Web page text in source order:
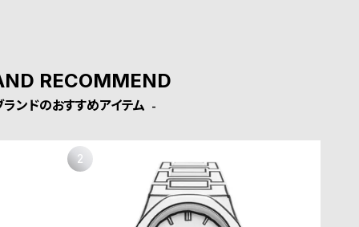
RECOMMEND
ランドのおすすめアイテム